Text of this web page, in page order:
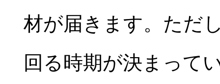
材が届きます。ただ
回る時期が決まって